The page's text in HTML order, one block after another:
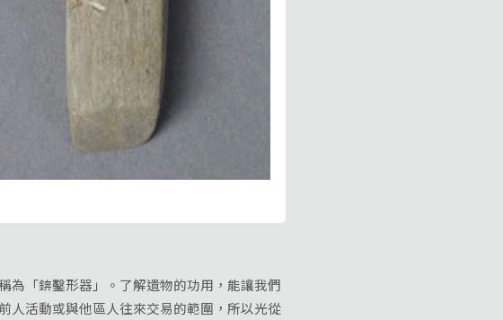
「錛鑿形器」。了解遺物的功用，能讓我們
人活動或與他區人往來交易的範圍，所以光從